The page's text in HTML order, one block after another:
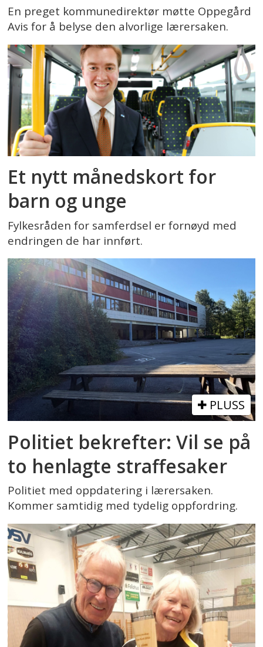
En preget kommunedirektør møtte Oppegård
Avis for å belyse den alvorlige lærersaken.
Et nytt månedskort for
barn og unge
Fylkesråden for samferdsel er fornøyd med
endringen de har innført.
PLUSS
Politiet bekrefter: Vil se på
to henlagte straffesaker
Politiet med oppdatering i lærersaken.
Kommer samtidig med tydelig oppfordring.